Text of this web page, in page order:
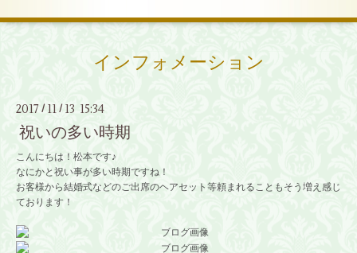
インフォメーション
2017 / 11 / 13 15:34
祝いの多い時期
こんにちは！松本です♪
なにかと祝い事が多い時期ですね！
お客様から結婚式などのご出席のヘアセット等頼まれることもそう増え感じ
ております！